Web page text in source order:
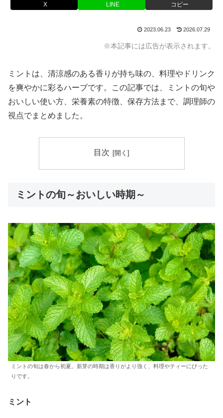
X LINE コピー
2023.06.23 2026.07.29
※本記事には広告が表示されます。
ミントは、清涼感のある香りが持ち味の、料理やドリンク
を爽やかに彩るハーブです。この記事では、ミントの旬や
おいしい使い方、栄養素の特徴、保存方法まで、調理師の
視点でまとめました。
目次
ミントの旬～おいしい時期～
ミントの旬は春から初夏。新芽の時期は香りがより強く、料理やティーにぴった
りです。
ミント